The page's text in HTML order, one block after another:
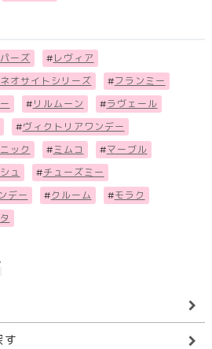
ーズ # レヴィア
ネオサイトシリーズ #フランミー
# リルムーン #ラヴェール
#ヴィクトリアワンデー
ック #ミムコ #マーブル
ュ #チューズミー
デー #クルーム #モラク
す